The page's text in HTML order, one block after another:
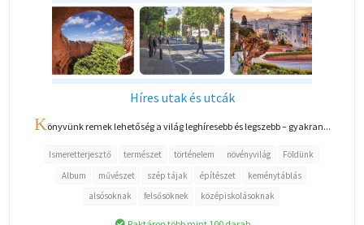
Híres utak és utcák
Könyvünk remek lehetőség a világ leghíresebb és legszebb – gyakran...
Ismeretterjesztő természet történelem növényvilág
Földünk
Album
művészet szép tájak építészet
keménytáblás
alsósoknak
felsősöknek középiskolásoknak